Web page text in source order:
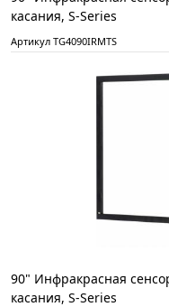
касания, S-Series
Артикул TG4090IRMTS
90" Инфракрасная
касания, S-Series